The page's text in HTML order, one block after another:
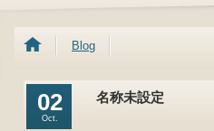
Blog
02
Oct.
名称未設定